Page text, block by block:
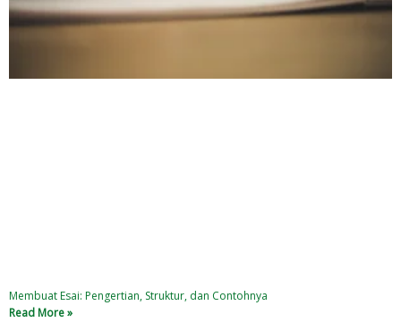
Membuat Esai: Pengertian, Struktur, dan Contohnya
Read More »